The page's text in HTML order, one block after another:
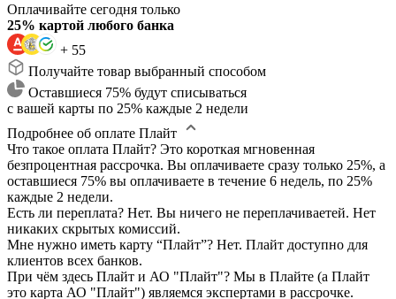
Оплачивайте сегодня только
25% картой любого банка
+ 55
Получайте товар выбранный способом
Оставшиеся 75% будут списываться
с вашей карты по 25% каждые 2 недели
Подробнее об оплате Плайт
Что такое оплата Плайт? Это короткая мгновенная
безпроцентная рассрочка. Вы оплачиваете сразу только 25%, а
оставшиеся 75% вы оплачиваете в течение 6 недель, по 25%
каждые 2 недели.
Есть ли переплата? Нет. Вы ничего не переплачиваетей. Нет
никаких скрытых комиссий.
Мне нужно иметь карту “Плайт”? Нет. Плайт доступно для
клиентов всех банков.
При чём здесь Плайт и АО "Плайт"? Мы в Плайте (а Плайт
это карта АО "Плайт") являемся экспертами в рассрочке.